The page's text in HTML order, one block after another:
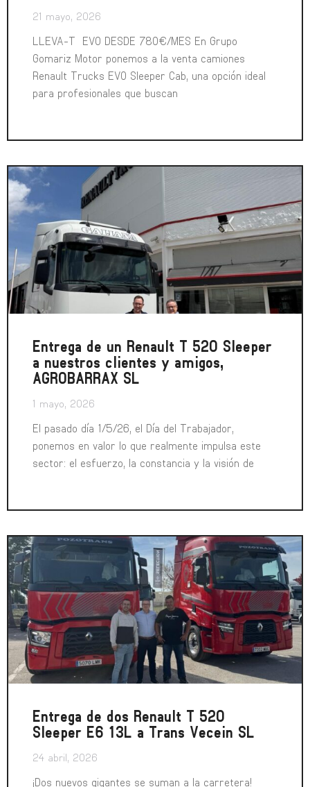
21 mayo, 2026
LLEVA-T EVO DESDE 780€/MES En Grupo
Gomariz Motor ponemos a la venta camiones
Renault Trucks EVO Sleeper Cab, una opción ideal
para profesionales que buscan
Entrega de un Renault T 520 Sleeper
a nuestros clientes y amigos,
AGROBARRAX SL
1 mayo, 2026
El pasado día 1/5/26, el Día del Trabajador,
ponemos en valor lo que realmente impulsa este
sector: el esfuerzo, la constancia y la visión de
Entrega de dos Renault T 520
Sleeper E6 13L a Trans Vecein SL
24 abril, 2026
¡Dos nuevos gigantes se suman a la carretera!